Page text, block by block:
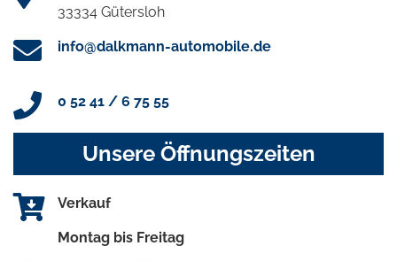
33334 Gütersloh
info@dalkmann-automobile.de
0 52 41 / 6 75 55
Unsere Öffnungszeiten
Verkauf
Montag bis Freitag